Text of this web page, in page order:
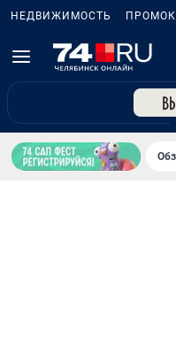
НЕДВИЖИМОСТЬ